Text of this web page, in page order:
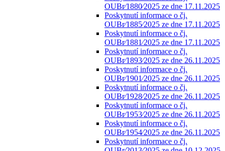
OUBr⁄1880⁄2025 ze dne 17.11.2025
Poskytnutí informace o čj.
OUBr⁄1885⁄2025 ze dne 17.11.2025
Poskytnutí informace o čj.
OUBr⁄1881⁄2025 ze dne 17.11.2025
Poskytnutí informace o čj.
OUBr⁄1893⁄2025 ze dne 26.11.2025
Poskytnutí informace o čj.
OUBr⁄1901⁄2025 ze dne 26.11.2025
Poskytnutí informace o čj.
OUBr⁄1928⁄2025 ze dne 26.11.2025
Poskytnutí informace o čj.
OUBr⁄1953⁄2025 ze dne 26.11.2025
Poskytnutí informace o čj.
OUBr⁄1954⁄2025 ze dne 26.11.2025
Poskytnutí informace o čj.